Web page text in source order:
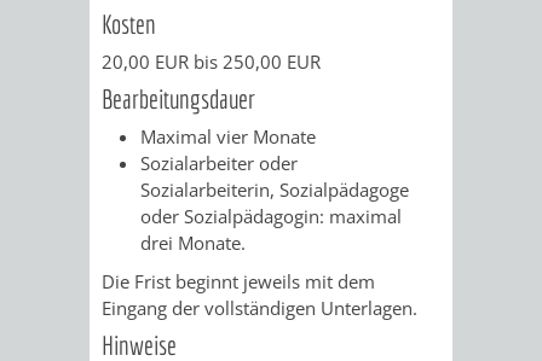
BIBLIOTHEK
&
ERZIEHER/INNEN
VON
BENUTZUNG
MELDEKARTEI
/
FAMILIENFORSCHUNG
BESTANDSÜBERSICHT
VERÖFFENTLICHUNGEN
JÜDISCHE
Kosten
20,00 EUR bis 250,00 EUR
Bearbeitungsdauer
Maximal vier Monate
Sozialarbeiter oder
Sozialarbeiterin, Sozialpädagoge
oder Sozialpädagogin: maximal
drei Monate.
Die Frist beginnt jeweils mit dem
Eingang der vollständigen Unterlagen.
Hinweise